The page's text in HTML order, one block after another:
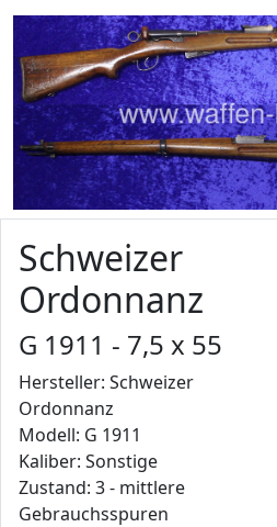
Schweizer
Ordonnanz
G 1911 - 7,5 x 55
Hersteller: Schweizer
Ordonnanz
Modell: G 1911
Kaliber: Sonstige
Zustand: 3 - mittlere
Gebrauchsspuren